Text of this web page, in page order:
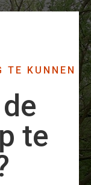
TE KUNNEN
te